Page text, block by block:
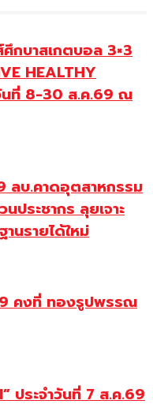
ศึกบาสเกตบอล 3×3
HEALTHY
วันที่ 8-30 ส.ค.69 ณ
ลบ.คาดอุตสาหกรรม
ประชากร ลุยเจาะ
นรายได้ใหม่
คงที่ ทองรูปพรรณ
ประจำวันที่ 7 ส.ค.69